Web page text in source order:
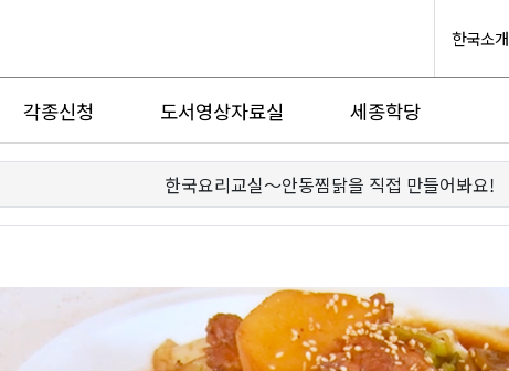
한국소개
각종신청 도서영상자료실 세종학당
한국요리교실〜안동찜닭을 직접 만들어봐요!